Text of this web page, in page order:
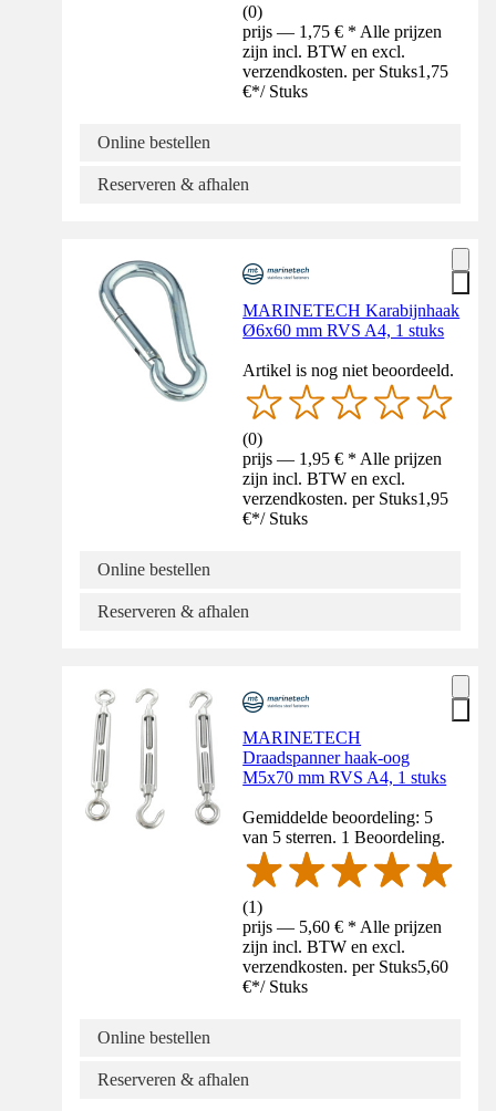
(0)
prijs — 1,75 € * Alle prijzen
zijn incl. BTW en excl.
verzendkosten. per Stuks1,75
€*/ Stuks
Online bestellen
Reserveren & afhalen
MARINETECH Karabijnhaak
Ø6x60 mm RVS A4, 1 stuks
Artikel is nog niet beoordeeld.
(0)
prijs — 1,95 € * Alle prijzen
zijn incl. BTW en excl.
verzendkosten. per Stuks1,95
€*/ Stuks
Online bestellen
Reserveren & afhalen
MARINETECH
Draadspanner haak-oog
M5x70 mm RVS A4, 1 stuks
Gemiddelde beoordeling: 5
van 5 sterren. 1 Beoordeling.
(1)
prijs — 5,60 € * Alle prijzen
zijn incl. BTW en excl.
verzendkosten. per Stuks5,60
€*/ Stuks
Online bestellen
Reserveren & afhalen